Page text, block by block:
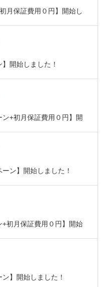
月保証費用０円】開始し
開始しました！
+初月保証費用０円】開
ン】開始しました！
初月保証費用０円】開始
】開始しました！